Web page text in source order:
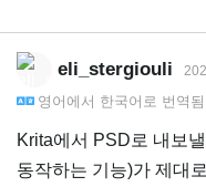
eli_stergiouli
영어 에서 한국어 로 번역됨
Krita에서 PSD로 내보
동작하는 기능)가 제대